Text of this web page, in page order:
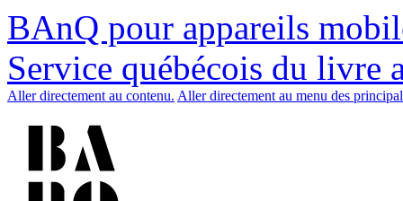
BAnQ pour appareils
Service québécois du livre
Aller directement au contenu. Aller directement au menu des